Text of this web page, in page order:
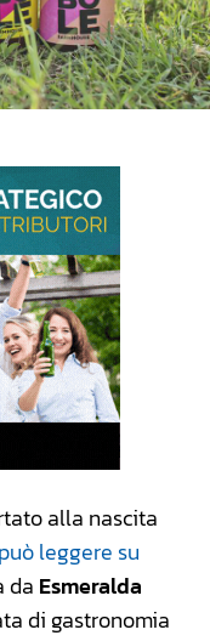
alla nascita
leggere su
da Esmeralda
di gastronomia